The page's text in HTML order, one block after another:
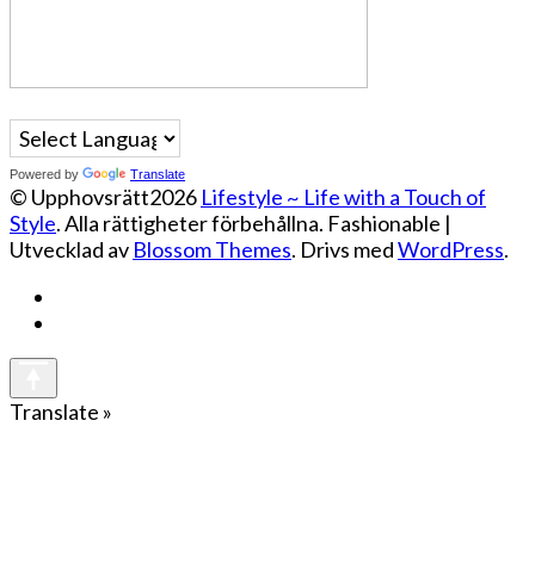
Powered by Translate
© Upphovsrätt2026 Lifestyle ~ Life with a Touch of
Style. Alla rättigheter förbehållna. Fashionable |
Utvecklad av Blossom Themes. Drivs medWordPress.
Translate »